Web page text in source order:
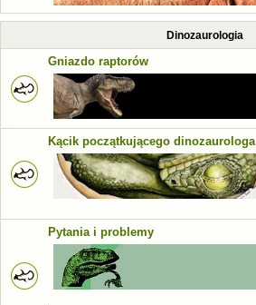
Dinozaurologia
Gniazdo raptorów
Kącik początkującego dinozaurologa
Pytania i problemy